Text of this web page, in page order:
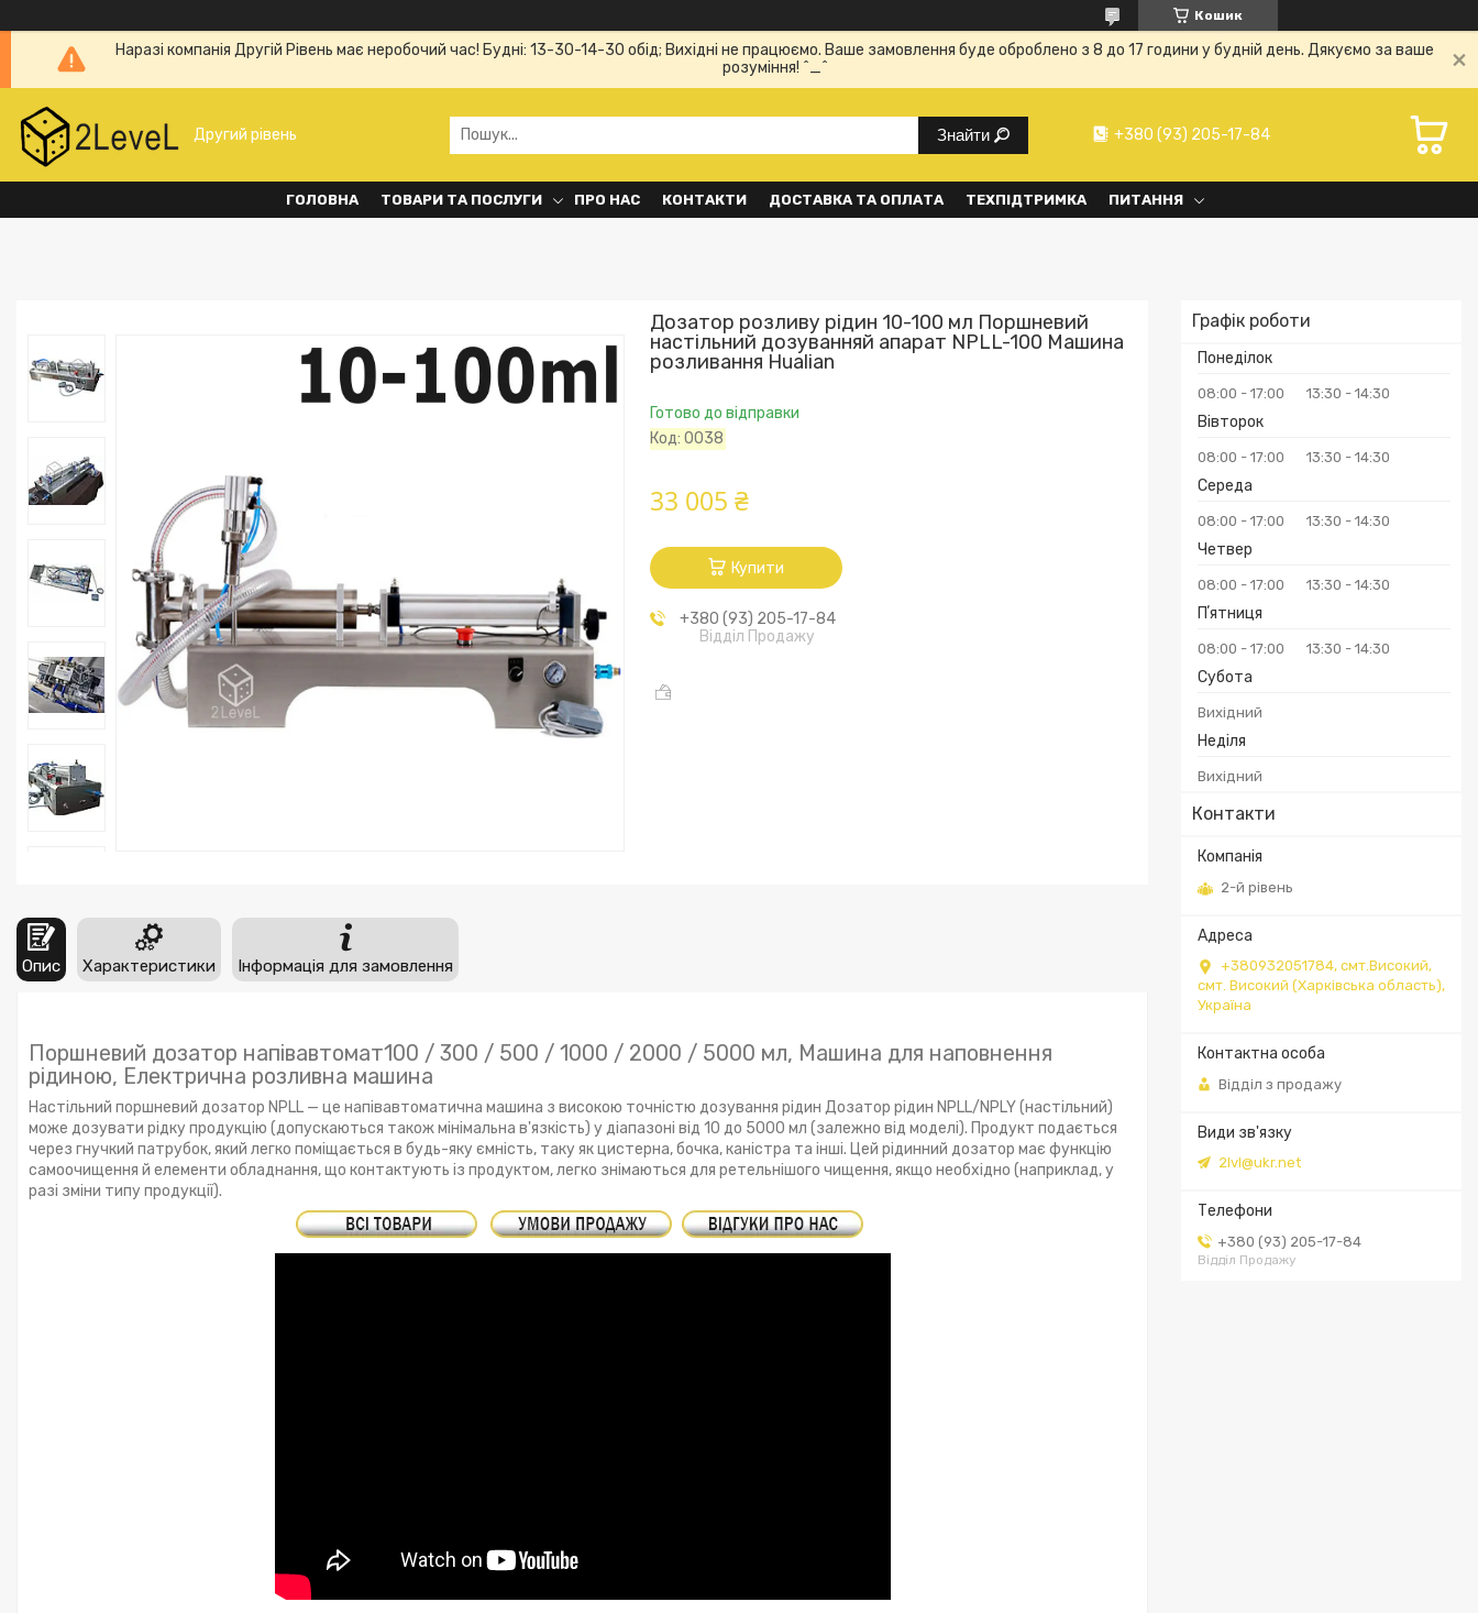
Кошик
Наразі компанія Другій Рівень має неробочий час! Будні: 13-30-14-30 обід; Вихідні не працюємо. Ваше замовлення буде оброблено з 8 до 17 години у будній день. Дякуємо за ваше
розуміння! ^_^
Другий рівень Знайти +380 (93) 205-17-84
ГОЛОВНА ТОВАРИ ТА ПОСЛУГИ ПРО НАС КОНТАКТИ ДОСТАВКА ТА ОПЛАТА ТЕХПІДТРИМКА ПИТАННЯ
Графік роботи
Понеділок
08:00 17:00 13:30 14:30
Вівторок
08:00 17:00 13:30 14:30
Середа
08:00 17:00 13:30 14:30
Четвер
08:00 17:00 13:30 14:30
Пʼятниця
08:00 17:00 13:30 14:30
Субота
Вихідний
Неділя
Вихідний
Контакти
2-й рівень
+380932051784, смт.Високий,
смт. Високий (Харківська область),
Україна
Відділ з продажу
2lvl@ukr.net
+380 (93) 205-17-84
Відділ Продажу
Дозатор розливу рідин 10-100 мл Поршневий
настільний дозуванняй апарат NPLL-100 Машина
розливання Hualian
Готово до відправки
Код:0038
33 005 ₴
Купити
+380 (93) 205-17-84
Відділ Продажу
Опис Характеристики Інформація для замовлення
Поршневий дозатор напівавтомат100 / 300 / 500 / 1000 / 2000 / 5000 мл, Машина для наповнення
рідиною, Електрична розливна машина
Настільний поршневий дозатор NPLL — це напівавтоматична машина з високою точністю дозування рідин Дозатор рідин NPLL/NPLY (настільний)
може дозувати рідку продукцію (допускаються також мінімальна в'язкість) у діапазоні від 10 до 5000 мл (залежно від моделі). Продукт подається
через гнучкий патрубок, який легко поміщається в будь-яку ємність, таку як цистерна, бочка, каністра та інші. Цей рідинний дозатор має функцію
самоочищення й елементи обладнання, що контактують із продуктом, легко знімаються для ретельнішого чищення, якщо необхідно (наприклад, у
разі зміни типу продукції).